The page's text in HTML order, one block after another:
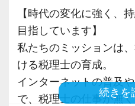
のお客様も約7割がクラ
クラウド会計ソフト
ザーでもあり、スタッ
「会計freee エキスパー
キスパート」の取得を
負担）。
【時代の変化に強く、
目指しています】
私たちのミッションは
ける税理士の育成。
インターネットの普及
で、税理士の仕事が無
続きを